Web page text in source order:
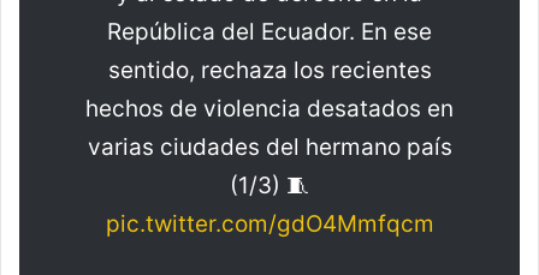
República del Ecuador. En ese
sentido, rechaza los recientes
hechos de violencia desatados en
varias ciudades del hermano país
(1/3) 🧵
pic.twitter.com/gdO4Mmfqcm